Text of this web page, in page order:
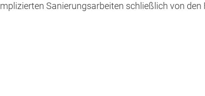
Sanierungsarbeiten schließlich von den